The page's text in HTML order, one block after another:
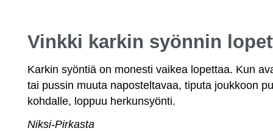
Vinkki karkin syönnin
Karkin syöntiä on monesti vaikea lopettaa. Kun
tai pussin muuta naposteltavaa, tiputa joukkoon
kohdalle, loppuu herkunsyönti.
Niksi-Pirkasta